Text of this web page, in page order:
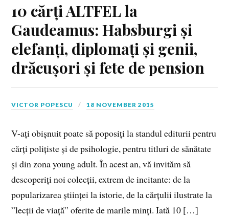
10 cărți ALTFEL la
Gaudeamus: Habsburgi și
elefanți, diplomați și genii,
drăcușori și fete de pension
VICTOR POPESCU 18 NOVEMBER 2015
V-ați obișnuit poate să poposiți la standul editurii pentru
cărți polițiste și de psihologie, pentru titluri de sănătate
și din zona young adult. În acest an, vă invităm să
descoperiți noi colecții, extrem de incitante: de la
popularizarea științei la istorie, de la cărțulii ilustrate la
”lecții de viață” oferite de marile minți. Iată 10 […]